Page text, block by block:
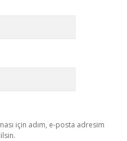
için adım, e-posta adresim